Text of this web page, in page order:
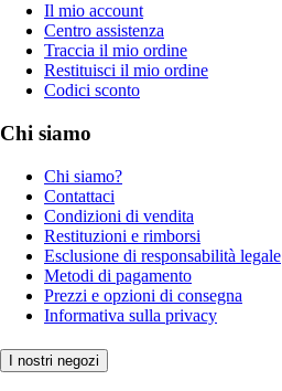
Il mio account
Centro assistenza
Traccia il mio ordine
Restituisci il mio ordine
Codici sconto
Chi siamo
Chi siamo?
Contattaci
Condizioni di vendita
Restituzioni e rimborsi
Esclusione di responsabilità legale
Metodi di pagamento
Prezzi e opzioni di consegna
Informativa sulla privacy
I nostri negozi